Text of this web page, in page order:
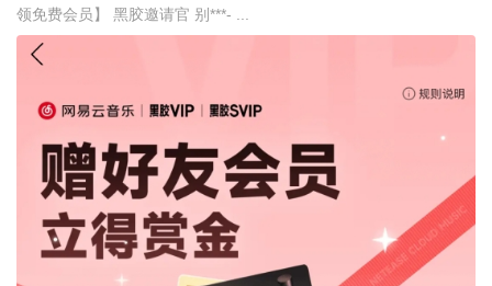
领免费会员】 黑胶邀请官 别***- ...